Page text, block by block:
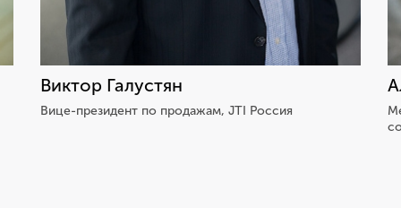
Виктор Галустян
Вице-президент по продажам, JTI Россия